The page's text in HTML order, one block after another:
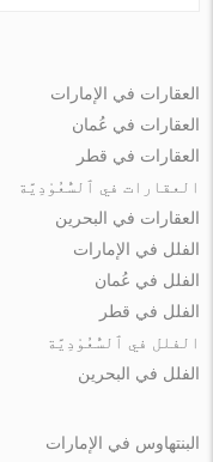
العقارات في الإمارات
العقارات في عُمان
العقارات في قطر
العقارات في ٱلسُّعُوْدِيَّة
العقارات في البحرين
الفلل في الإمارات
الفلل في عُمان
الفلل في قطر
الفلل في ٱلسُّعُوْدِيَّة
الفلل في البحرين
البنتهاوس في الإمارات